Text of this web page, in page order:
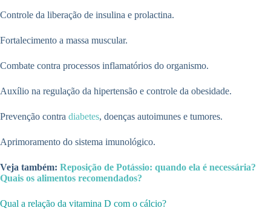
Controle da liberação de insulina e prolactina.
Fortalecimento a massa muscular.
Combate contra processos inflamatórios do organismo.
Auxílio na regulação da hipertensão e controle da obesidade.
Prevenção contra diabetes, doenças autoimunes e tumores.
Aprimoramento do sistema imunológico.
Veja também: Reposição de Potássio: quando ela é necessária?
Quais os alimentos recomendados?
Qual a relação da vitamina D com o cálcio?